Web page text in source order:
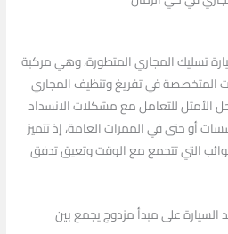
تسليك المجاري المتطورة، وهي مركبة
المتخصصة في تفريغ وتنظيف المجاري
الأمثل للتعامل مع مشكلات الانسداد
أو حتى في الممرات العامة، إذ تتميز
التي تتجمع مع الوقت وتعيق تدفق
السيارة على مبدأ مزدوج يجمع بين